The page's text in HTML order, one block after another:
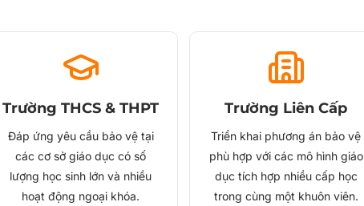
Trường THCS & THPT
Đáp ứng yêu cầu bảo vệ tại
các cơ sở giáo dục có số
lượng học sinh lớn và nhiều
hoạt động ngoại khóa.
Trường Liên Cấp
Triển khai phương án bảo vệ
phù hợp với các mô hình giáo
dục tích hợp nhiều cấp học
trong cùng một khuôn viên.